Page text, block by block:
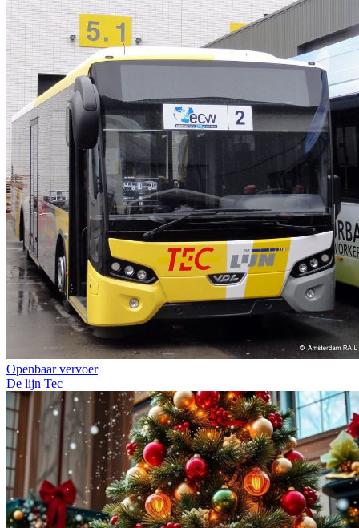
Openbaar vervoer
De lijn Tec